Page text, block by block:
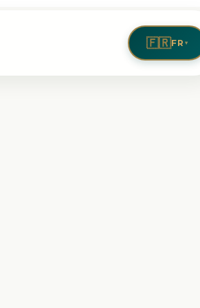
🇫🇷FR ▾